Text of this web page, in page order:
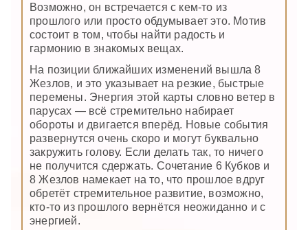
Возможно, он встречается с кем-то из
прошлого или просто обдумывает это. Мотив
состоит в том, чтобы найти радость и
гармонию в знакомых вещах.
На позиции ближайших изменений вышла 8
Жезлов, и это указывает на резкие, быстрые
перемены. Энергия этой карты словно ветер в
парусах — всё стремительно набирает
обороты и двигается вперёд. Новые события
развернутся очень скоро и могут буквально
закружить голову. Если делать так, то ничего
не получится сдержать. Сочетание 6 Кубков и
8 Жезлов намекает на то, что прошлое вдруг
обретёт стремительное развитие, возможно,
кто-то из прошлого вернётся неожиданно и с
энергией.